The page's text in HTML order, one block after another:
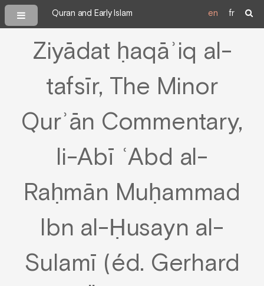
Quran and Early Islam en fr
Ziyādat ḥaqāʾiq al-
tafsīr, The Minor
Qurʾān Commentary,
li-Abī ʿAbd al-
Raḥmān Muḥammad
Ibn al-Ḥusayn al-
Sulamī (éd. Gerhard